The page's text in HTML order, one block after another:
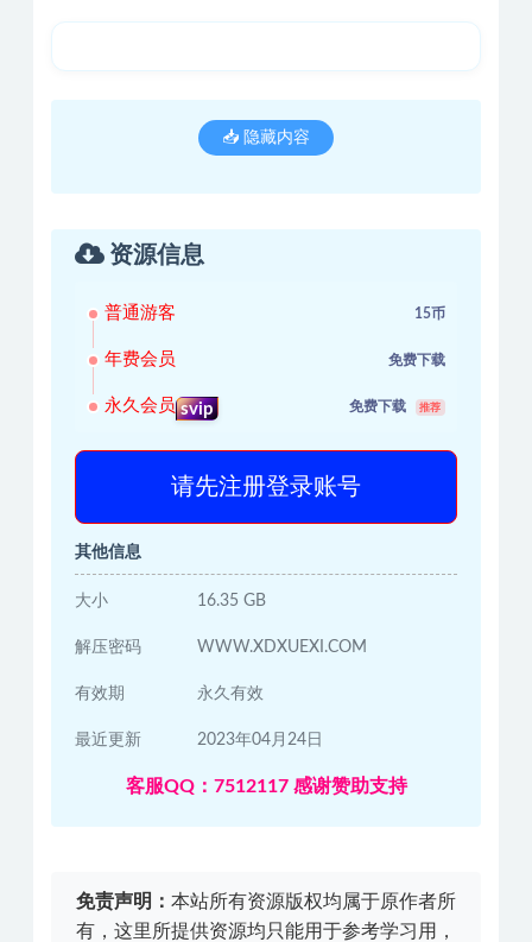
📥 隐藏内容
资源信息
普通游客 15币
年费会员 免费下载
永久会员 svip 免费下载 推荐
请先注册登录账号
其他信息
大小 16.35 GB
解压密码 WWW.XDXUEXI.COM
有效期 永久有效
最近更新 2023年04月24日
客服QQ：7512117 感谢赞助支持
免责声明： 本站所有资源版权均属于原作者所
有，这里所提供资源均只能用于参考学习用，